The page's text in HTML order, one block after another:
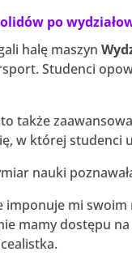
po
halę maszyn
Studenci
także
w której studenci
nauki
imponuje mi
mamy dostępu